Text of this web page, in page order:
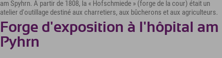
am Spyhrn. À partir de 1808, la « Hofschmiede » (forge de la cour) était un
atelier d'outillage destiné aux charretiers, aux bûcherons et aux agriculteurs.
Forge d'exposition à l'hôpital am
Pyhrn